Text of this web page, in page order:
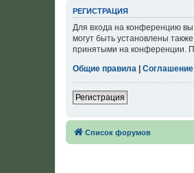
РЕГИСТРАЦИЯ
Для входа на конференцию вы
могут быть установлены
принятыми на конференции.
Общие правила |
Регистрация
Список форумов